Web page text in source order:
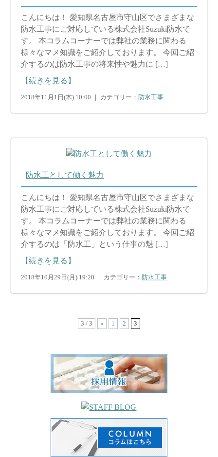
こんにちは！ 愛知県名古屋市守山区でさまざまな
防水工事にご対応している株式会社Suzuki防水で
す。 本コラムコーナーでは弊社の業務に関わる
様々なマメ知識をご紹介しております。 今回ご紹
介するのは防水工事の将来性や魅力に […]
【続きを見る】
2018年11月1日(木) 10:00 ｜ カテゴリー： 防水工事
防水工として働く魅力
こんにちは！ 愛知県名古屋市守山区でさまざまな
防水工事にご対応している株式会社Suzuki防水で
す。 本コラムコーナーでは弊社の業務に関わる
様々なマメ知識をご紹介しております。 今回ご紹
介するのは「防水工」という仕事の魅 […]
【続きを見る】
2018年10月29日(月) 19:20 ｜ カテゴリー： 防水工事
3 / 3 « 1 2 3